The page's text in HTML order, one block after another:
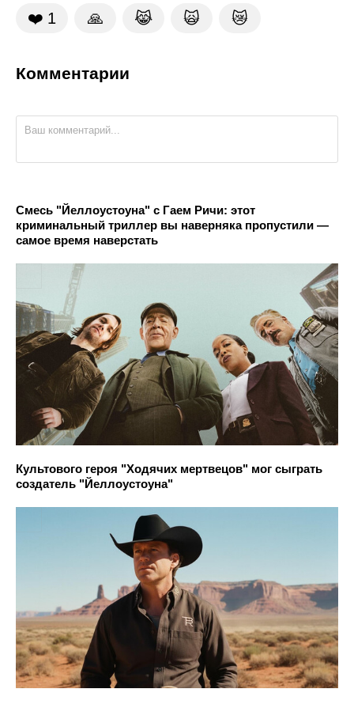
❤️ 1 🙏 😹 🙀 😿
Комментарии
Смесь "Йеллоустоуна" с Гаем Ричи: этот
криминальный триллер вы наверняка пропустили —
самое время наверстать
Культового героя "Ходячих мертвецов" мог сыграть
создатель "Йеллоустоуна"